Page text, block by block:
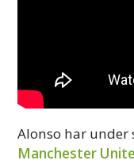
Alonso har
Manchester